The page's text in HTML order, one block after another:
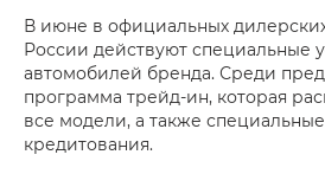
В июне в официальных
России действуют специальные
автомобилей бренда. Среди
программа трейд-ин, которая
все модели, а также
кредитования.